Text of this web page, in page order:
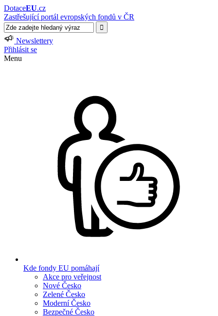
DotaceEU.cz
Zastřešující portál evropských fondů v ČR
Newslettery
Přihlásit se
Menu
Kde fondy EU pomáhají
Akce pro veřejnost
Nové Česko
Zelené Česko
Moderní Česko
Bezpečné Česko